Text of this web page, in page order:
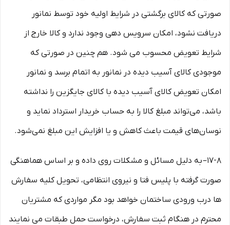
صورتی که کالای برگشتی در شرایط اولیه خود توسط نمانور
دریافت نشود، امکان سرویس دهی وجود ندارد و کالا خارج از
شرایط تعویض محسوب می شود. هم چنین در صورتی که
موجودی کالای آسیب دیده در نمانور به اتمام برسد و نمانور
امکان تعویض کالای آسیب دیده با کالای جایگزین را نداشته
باشد، می‌تواند مبلغ کالا را به حساب خریدار استرداد نماید و
نوسان‏‌های قیمت باعث کاهش و یا افزایش این مبلغ نمی‌‏شود.
۱۷-۸– به دلیل مسائل و مشکلات روی داده و بر اساس هماهنگی
صورت گرفته با پلیس فتا و نیروی انتظامی، تحویل کلیه سفارش
ها درب ورودی ساختمان خواهد بود مگر مواردی که مشتریان
محترم در هنگام ثبت سفارش، درخواست حمل طبقات می نمایند